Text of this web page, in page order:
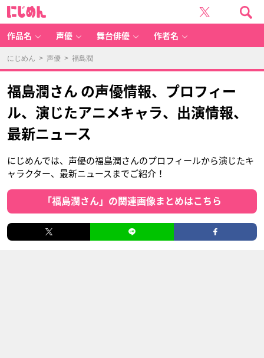
作品名 声優 舞台俳優 作者名
にじめん > 声優 > 福島潤
福島潤さん の声優情報、プロフィー
ル、演じたアニメキャラ、出演情報、
最新ニュース
にじめんでは、声優の福島潤さんのプロフィールから演じたキ
ャラクター、最新ニュースまでご紹介！
「福島潤さん」の関連画像まとめはこちら